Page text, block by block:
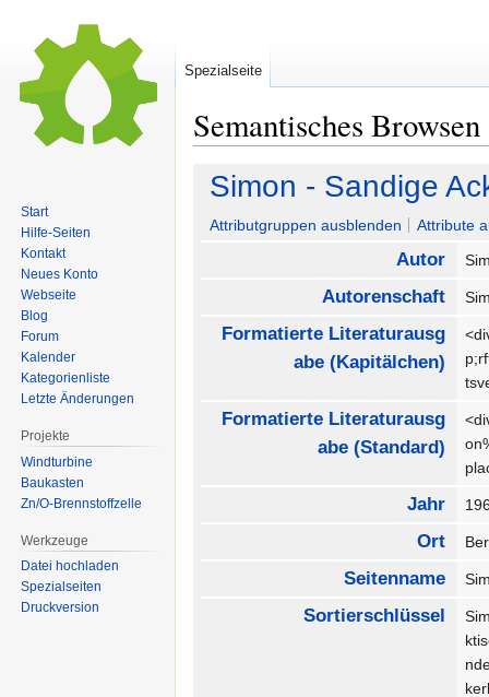
Semantisches Browsen
Zur
Navigation
springen
Zur
Suche
springen
Simon - Sandige
Attributgruppen ausblenden Attribute
Autor
Autorenschaft
Formatierte Literaturausg
abe (Kapitälchen)
Formatierte Literaturausg
abe (Standard)
Jahr
Ort
Seitenname
Sortierschlüssel
Spezialseite
Start
Hilfe-Seiten
Kontakt
Neues Konto
Webseite
Blog
Forum
Kalender
Kategorienliste
Letzte Änderungen
Projekte
Windturbine
Baukasten
Zn/O-Brennstoffzelle
Werkzeuge
Datei hochladen
Spezialseiten
Druckversion